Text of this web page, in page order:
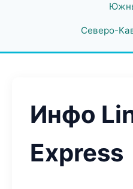
Северо-
Инфо
Express